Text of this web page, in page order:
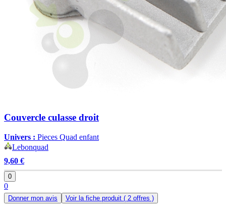
Couvercle culasse droit
Univers : Pieces Quad enfant
Lebonquad
9,60 €
0
0
Donner mon avis Voir la fiche produit ( 2 offres )